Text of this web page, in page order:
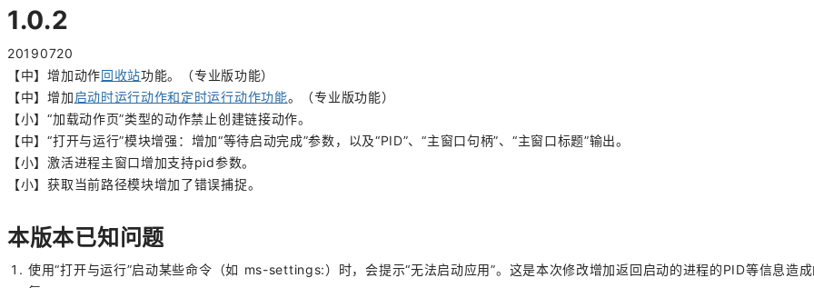
1.0.2
20190720
【中】增加动作回收站功能。（专业版功能）
【中】增加启动时运行动作和定时运行动作功能。
（专业版功能）
【小】“加载动作页”类型的动作禁止创建链接动作。
【中】“打开与运行”模块增强： 增加“等待启动完成”参数，以及“PID”、“主窗口句柄”、“主窗口标题”输出。
【小】激活进程主窗口增加支持pid参数。
【小】获取当前路径模块增加了错误捕捉。
本版本已知问题
使用“打开与运行”启动某些命令（如 ms-settings:）时，会提示“无法启动应用”。这是本次修改增加返回启动的进程的PID等信息造